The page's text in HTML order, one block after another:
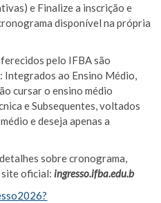
e Finalize a inscrição e
disponível na própria
pelo IFBA são
Integrados ao Ensino Médio,
cursar o ensino médio
e Subsequentes, voltados
e deseja apenas a
sobre cronograma,
site oficial:ingresso.ifba.edu.b